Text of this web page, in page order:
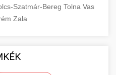
Szatmár-Bereg Tolna Vas
Zala